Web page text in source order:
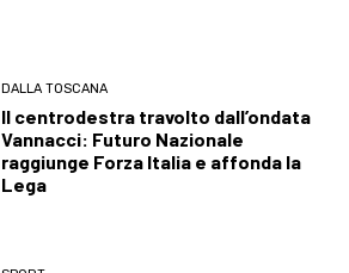
DALLA TOSCANA
Il centrodestra travolto dall’ondata
Vannacci: Futuro Nazionale
raggiunge Forza Italia e affonda la
Lega